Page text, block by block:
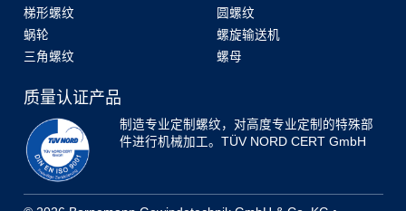
梯形螺纹
蜗轮
三角螺纹
圆螺纹
螺旋输送机
螺母
质量认证产品
制造专业定制螺纹，对高度专业定制的特殊部
件进行机械加工。TÜV NORD CERT GmbH